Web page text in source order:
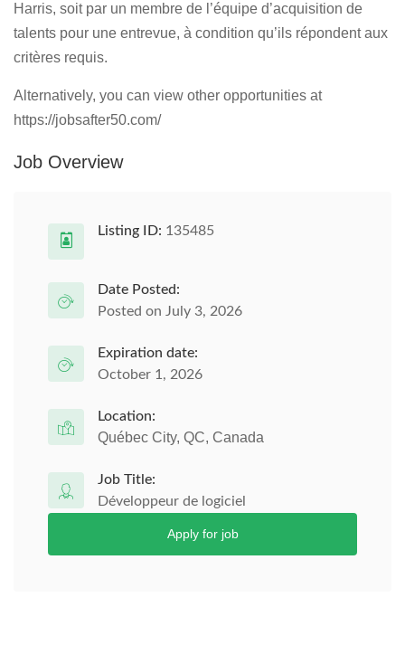
Harris, soit par un membre de l’équipe d’acquisition de
talents pour une entrevue, à condition qu’ils répondent aux
critères requis.
Alternatively, you can view other opportunities at
https://jobsafter50.com/
Job Overview
Listing ID: 135485
Date Posted:
Posted on July 3, 2026
Expiration date:
October 1, 2026
Location:
Québec City, QC, Canada
Job Title:
Développeur de logiciel
Apply for job